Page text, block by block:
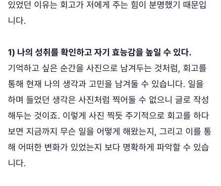
있었던 이유는 회고가 저에게 주는 힘이 분명했기 때문입
니다.
1) 나의 성취를 확인하고 자기 효능감을 높일 수 있다.
기억하고 싶은 순간을 사진으로 남겨두는 것처럼, 회고를
통해 현재 나의 생각과 고민을 남겨둘 수 있습니다. 일을
하며 들었던 생각은 사진처럼 찍어둘 수 없으니 글로 작성
해두는 것이죠. 이렇게 사진 찍듯 주기적으로 회고를 하다
보면 지금까지 무슨 일을 어떻게 해왔는지, 그리고 이를 통
해 어떠한 변화가 있었는지 보다 명확하게 파악할 수 있습
니다.